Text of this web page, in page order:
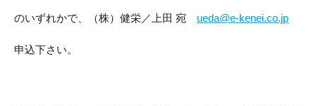
のいずれかで、（株）健栄／上田 宛 ueda@e-kenei.co.jp
申込下さい。